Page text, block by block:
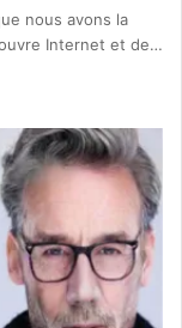
nous avons la
Internet et de…